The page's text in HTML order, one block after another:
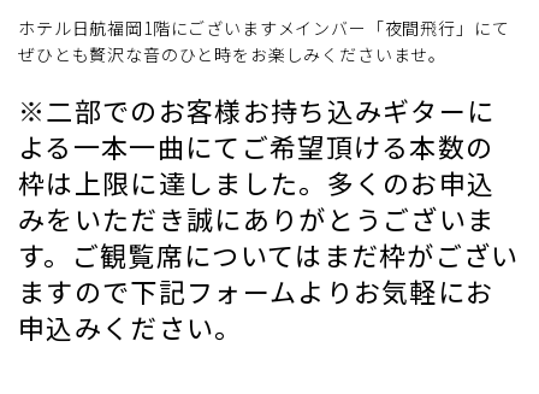
ホテル日航福岡1階にございますメインバー「夜間飛行」にて
ぜひとも贅沢な音のひと時をお楽しみくださいませ。
※二部でのお客様お持ち込みギターに
よる一本一曲にてご希望頂ける本数の
枠は上限に達しました。多くのお申込
みをいただき誠にありがとうございま
す。ご観覧席についてはまだ枠がござい
ますので下記フォームよりお気軽にお
申込みください。